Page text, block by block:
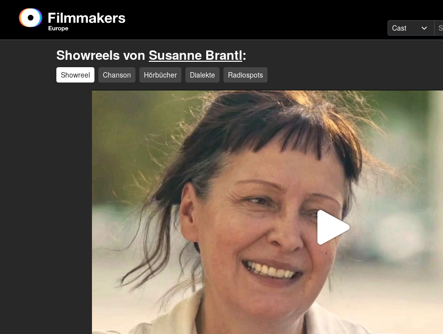
Showreels von Susanne Brantl:
Showreel Chanson Hörbücher Dialekte Radiospots
Video